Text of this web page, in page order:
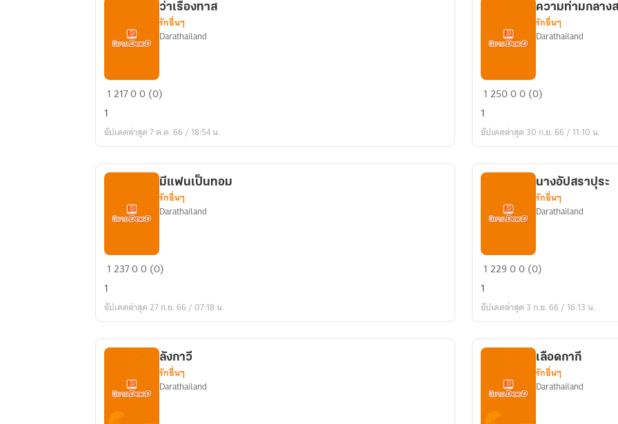
ว่า
ทาส
ว่าเรื่องทาส
รักอื่นๆ
Darathailand
121700 (0)
1
อัปเดตล่าสุด 7 ต.ค. 66 / 18:54 น.
ความ
สงคราม
ความท่ามกลาง
รักอื่นๆ
Darathailand
125000 (0)
1
อัปเดตล่าสุด 30 ก.ย. 66 / 11:10 น.
มี
เป็น
ทอม
มีแฟนเป็นทอม
รักอื่นๆ
Darathailand
123700 (0)
1
อัปเดตล่าสุด 27 ก.ย. 66 / 07:18 น.
นา
รา
ปุระ
นางอัปสราปุระ
รักอื่นๆ
Darathailand
122900 (0)
1
อัปเดตล่าสุด 3 ก.ย. 66 / 16:13 น.
ลังกาวี
รักอื่นๆ
Darathailand
เลือดกากี
รักอื่นๆ
Darathailand